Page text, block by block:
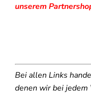
unserem
Bei allen Links
denen wir bei jedem